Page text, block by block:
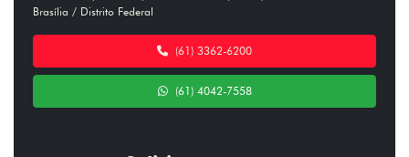
Brasília / Distrito Federal
(61) 3362-6200
(61) 4042-7558